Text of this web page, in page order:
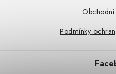
Podmínky